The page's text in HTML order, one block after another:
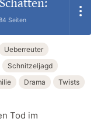
Seiten
Ueberreuter
Schnitzeljagd
Drama
Twists
Tod im